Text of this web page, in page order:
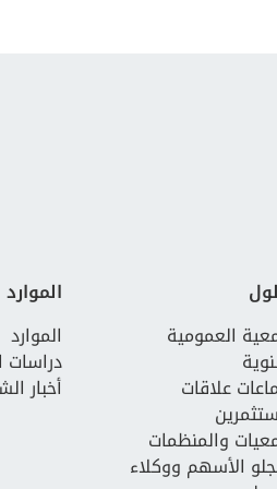
لازم 180 يومًا
لازم
العمومية
علاقات
والمنظمات
الأسهم ووكلاء
الموارد
الموارد
دراسات
أخبار